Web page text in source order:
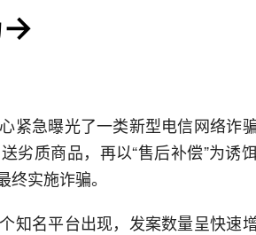
→
紧急曝光了一类新型电信网络诈
质商品，再以“售后补偿”为诱饵
实施诈骗。
知名平台出现，发案数量呈快速